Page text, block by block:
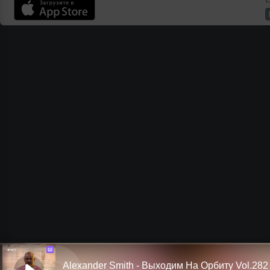
Ш
Alexander Smith - Выходим На Орбиту Vol.282